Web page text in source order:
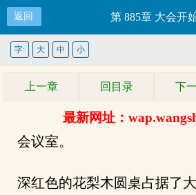
返回 第 885章 大会开
字: 大 中 小
上一章 回目录 下
最新网址：
会议室。
深红色的花梨木圆桌占据了